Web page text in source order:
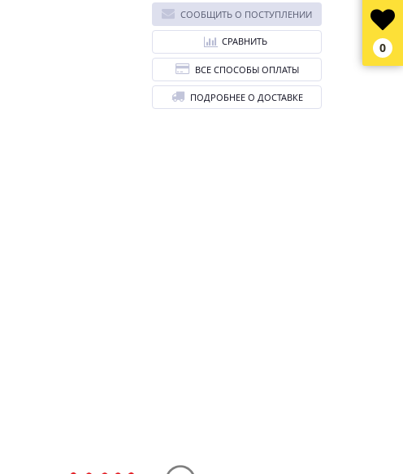
СООБЩИТЬ О ПОСТУПЛЕНИИ
СРАВНИТЬ
ВСЕ СПОСОБЫ ОПЛАТЫ
ПОДРОБНЕЕ О ДОСТАВКЕ
0